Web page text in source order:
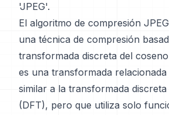
'JPEG'.
El algoritmo de compresión
una técnica de compresión
transformada discreta del
es una transformada
similar a la transformada
(DFT), pero que utiliza solo